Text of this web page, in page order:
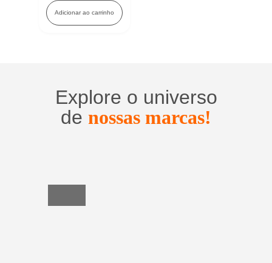
Adicionar ao carrinho
Explore o universo
de nossas marcas!